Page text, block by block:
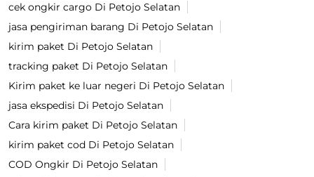
cek ongkir cargo Di Petojo Selatan
jasa pengiriman barang Di Petojo Selatan
kirim paket Di Petojo Selatan
tracking paket Di Petojo Selatan
Kirim paket ke luar negeri Di Petojo Selatan
jasa ekspedisi Di Petojo Selatan
Cara kirim paket Di Petojo Selatan
kirim paket cod Di Petojo Selatan
COD Ongkir Di Petojo Selatan